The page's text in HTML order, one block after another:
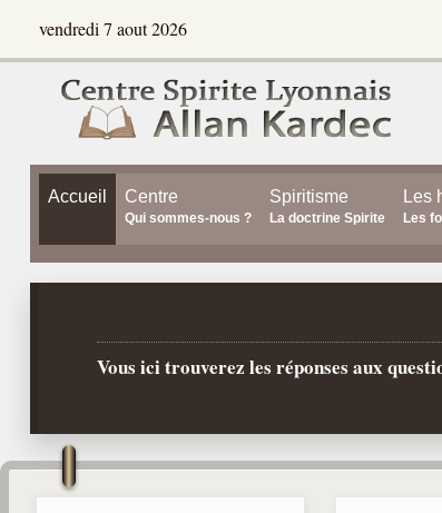
vendredi 7 aout 2026
Accueil Centre
Qui sommes-nous ?
Spiritisme
La doctrine Spirite
Les
Les
Vous ici trouverez les réponses aux